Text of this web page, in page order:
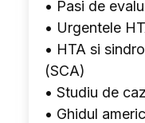
• Pasi de
• Urgentele
• HTA si
(SCA)
• Studiu de
• Ghidul